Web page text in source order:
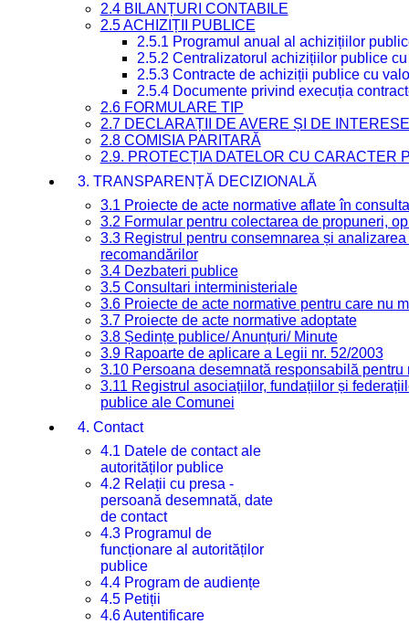
2.4 BILANȚURI CONTABILE
2.5 ACHIZIȚII PUBLICE
2.5.1 Programul anual al achizițiilor
2.5.2 Centralizatorul achizițiilor publice
2.5.3 Contracte de achiziții publice cu
2.5.4 Documente privind execuția
2.6 FORMULARE TIP
2.7 DECLARAȚII DE AVERE ȘI DE INTERESE
2.8 COMISIA PARITARĂ
2.9. PROTECȚIA DATELOR CU CARACTER
3. TRANSPARENȚĂ DECIZIONALĂ
3.1 Proiecte de acte normative aflate în
3.2 Formular pentru colectarea de propuneri,
3.3 Registrul pentru consemnarea și
recomandărilor
3.4 Dezbateri publice
3.5 Consultari interministeriale
3.6 Proiecte de acte normative pentru care nu
3.7 Proiecte de acte normative adoptate
3.8 Ședințe publice/ Anunțuri/ Minute
3.9 Rapoarte de aplicare a Legii nr. 52/2003
3.10 Persoana desemnată responsabilă
3.11 Registrul asociațiilor, fundațiilor și
publice ale Comunei
4. Contact
4.1 Datele de contact ale
autorităților publice
4.2 Relații cu presa -
persoană desemnată, date
de contact
4.3 Programul de
funcționare al autorităților
publice
4.4 Program de audiențe
4.5 Petiții
4.6 Autentificare